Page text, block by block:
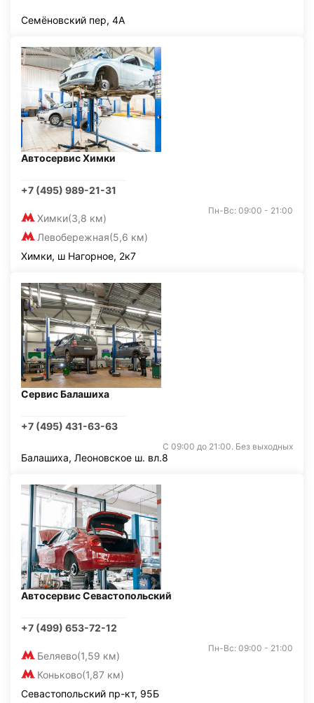
Семёновский пер, 4А
Автосервис Химки
+7 (495) 989-21-31
Химки(3,8 км)
Левобережная(5,6 км)
Пн-Вс: 09:00 - 21:00
Химки, ш Нагорное, 2к7
Сервис Балашиха
+7 (495) 431-63-63
С 09:00 до 21:00. Без выходных
Балашиха, Леоновское ш. вл.8
Автосервис Севастопольский
+7 (499) 653-72-12
Беляево(1,59 км)
Коньково(1,87 км)
Пн-Вс: 09:00 - 21:00
Севастопольский пр-кт, 95Б